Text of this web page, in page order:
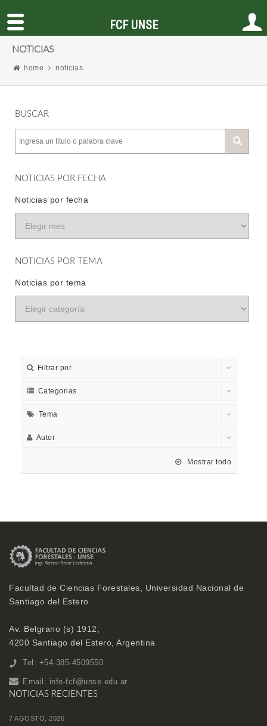
NOTICIAS
home noticias
BUSCAR
NOTICIAS POR FECHA
Noticias por fecha
NOTICIAS POR TEMA
Noticias por tema
Filtrar por
Categorias
Tema
Autor
Mostrar todo
Facultad de Ciencias Forestales, Universidad Nacional de
Santiago del Estero
Av. Belgrano (s) 1912,
4200 Santiago del Estero, Argentina
Tel: +54-385-4509550
Email: info-fcf@unse.edu.ar
NOTICIAS RECIENTES
7 AGOSTO, 2026
FCF UNSE